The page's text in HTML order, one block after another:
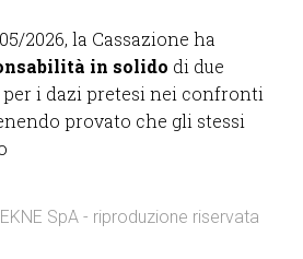
2026, la Cassazione ha
in solido di due
i dazi pretesi nei confronti
provato che gli stessi
SpA - riproduzione riservata